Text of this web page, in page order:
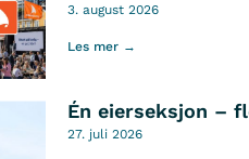
3. august 2026
Les mer →
Én eierseksjon –
27. juli 2026